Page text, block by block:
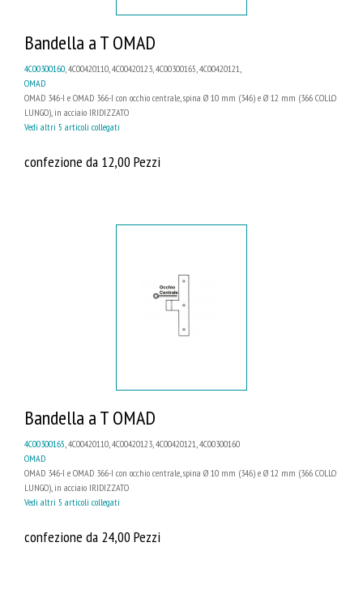
Bandella a T OMAD
4C00300160, 4C00420110, 4C00420123, 4C00300165, 4C00420121,
OMAD
OMAD 346-I e OMAD 366-I con occhio centrale, spina Ø 10 mm (346) e Ø 12 mm (366 COLLO
LUNGO), in acciaio IRIDIZZATO
Vedi altri 5 articoli collegati
confezione da 12,00 Pezzi
Bandella a T OMAD
4C00300165 , 4C00420110, 4C00420123, 4C00420121, 4C00300160
OMAD
OMAD 346-I e OMAD 366-I con occhio centrale, spina Ø 10 mm (346) e Ø 12 mm (366 COLLO
LUNGO), in acciaio IRIDIZZATO
Vedi altri 5 articoli collegati
confezione da 24,00 Pezzi